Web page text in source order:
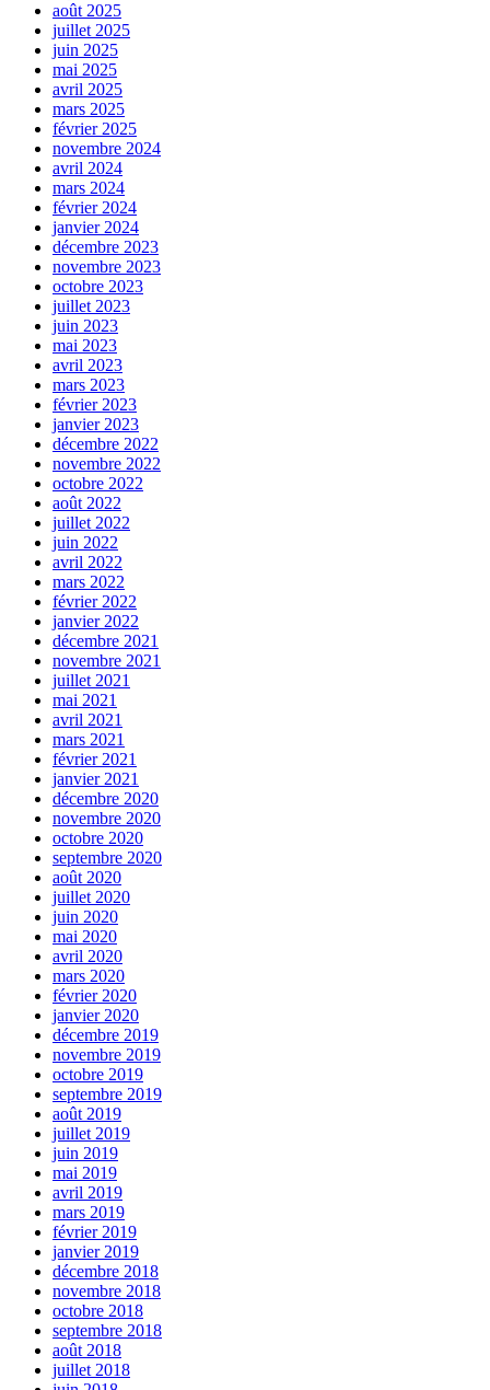
août 2025
juillet 2025
juin 2025
mai 2025
avril 2025
mars 2025
février 2025
novembre 2024
avril 2024
mars 2024
février 2024
janvier 2024
décembre 2023
novembre 2023
octobre 2023
juillet 2023
juin 2023
mai 2023
avril 2023
mars 2023
février 2023
janvier 2023
décembre 2022
novembre 2022
octobre 2022
août 2022
juillet 2022
juin 2022
avril 2022
mars 2022
février 2022
janvier 2022
décembre 2021
novembre 2021
juillet 2021
mai 2021
avril 2021
mars 2021
février 2021
janvier 2021
décembre 2020
novembre 2020
octobre 2020
septembre 2020
août 2020
juillet 2020
juin 2020
mai 2020
avril 2020
mars 2020
février 2020
janvier 2020
décembre 2019
novembre 2019
octobre 2019
septembre 2019
août 2019
juillet 2019
juin 2019
mai 2019
avril 2019
mars 2019
février 2019
janvier 2019
décembre 2018
novembre 2018
octobre 2018
septembre 2018
août 2018
juillet 2018